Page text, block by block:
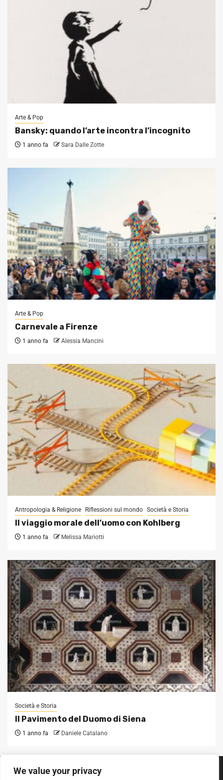
We value your privacy
Arte & Pop
Bansky: quando l’arte incontra l’incognito
1 anno fa Sara Dalle Zotte
Arte & Pop
Carnevale a Firenze
1 anno fa Alessia Mancini
Antropologia & Religione Riflessioni sul mondo Società e Storia
Il viaggio morale dell’uomo con Kohlberg
1 anno fa Melissa Mariotti
Società e Storia
Il Pavimento del Duomo di Siena
1 anno fa Daniele Catalano
SEGUICI SUI SOCIAL